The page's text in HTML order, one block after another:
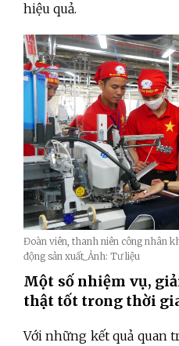
hiệu quả.
Đoàn viên, thanh niên công nhân
động sản xuất_Ảnh: Tư liệu
Một số nhiệm vụ,
thật tốt trong thời
Với những kết quả quan